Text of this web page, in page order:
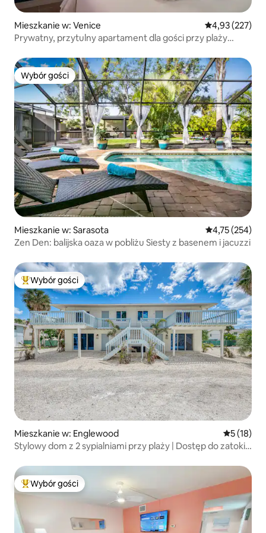
Mieszkanie w: Venice Średnia
4,93 (227)
Prywatny, przytulny apartament dla gości przy plaży
Wybór gości
Wybór gości
Mieszkanie w: Sarasota Średnia
4,75 (254)
Zen Den: balijska oaza w pobliżu Siesty z basenem i jacuzzi
Najpopularniejsze z kategorii Wybór gości
Wybór gości
Mieszkanie w: Englewood Średnia
5 (18)
Stylowy dom z 2 sypialniami przy plaży | Dostęp do zatoki
Najpopularniejsze z kategorii Wybór gości
Wybór gości